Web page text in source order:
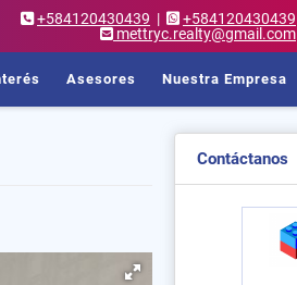
+584120430439 |
+584120430439
mettryc.realty@gmail.com
Asesores Nuestra Empresa
Contáctanos